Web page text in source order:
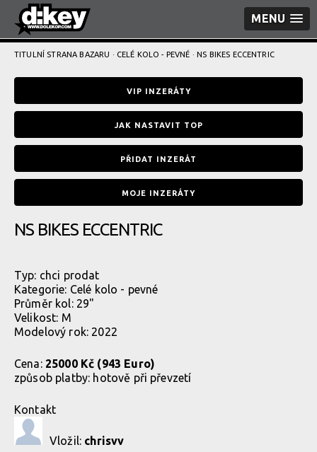
MENU
TITULNÍ STRANA BAZARU · CELÉ KOLO - PEVNÉ · NS BIKES ECCENTRIC
VIP INZERÁTY
JAK NASTAVIT TOP
PŘIDAT INZERÁT
MOJE INZERÁTY
NS BIKES ECCENTRIC
Typ: chci prodat
Kategorie: Celé kolo - pevné
Průměr kol: 29"
Velikost: M
Modelový rok: 2022
Cena: 25000 Kč (943 Euro)
způsob platby: hotově při převzetí
Kontakt
Vložil: chrisvv